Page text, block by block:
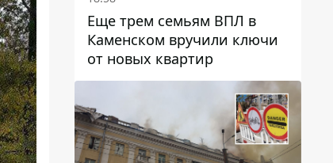
Еще трем семьям ВПЛ в
Каменском вручили ключи
от новых квартир